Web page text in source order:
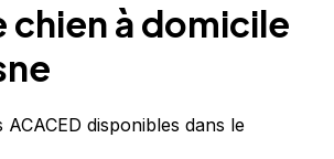
chien à domicile
disponibles dans le